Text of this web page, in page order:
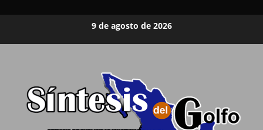
9 de agosto de 2026